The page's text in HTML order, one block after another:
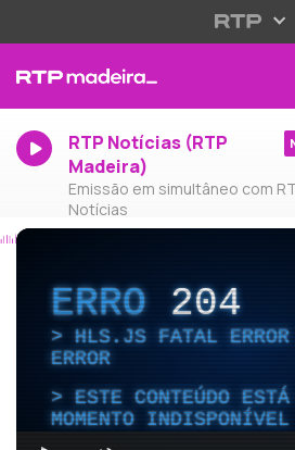
RTP Notícias (RTP
Madeira)
Emissão em simultâneo com
Notícias
ERRO204
HLS.JS FATAL ERROR
ERROR
ESTE CONTEÚDO
MOMENTO INDISPONÍVEL